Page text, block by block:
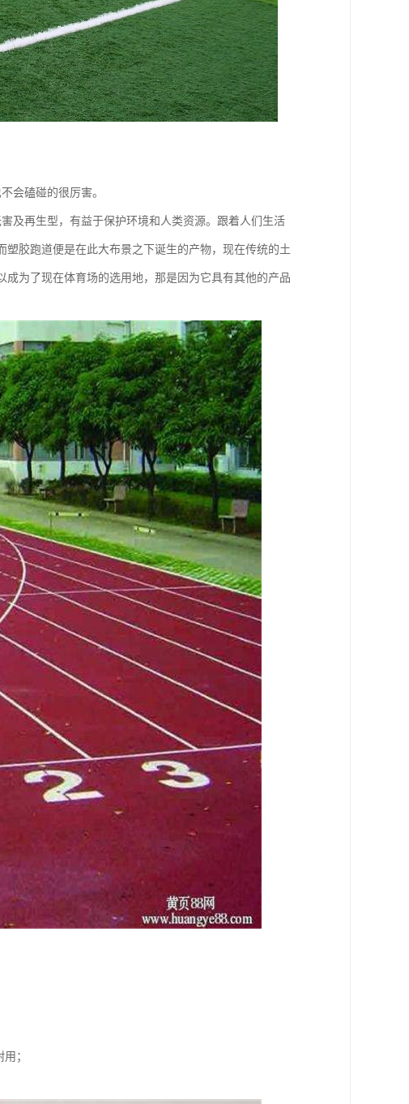
会磕碰的很厉害。
及再生型，有益于保护环境和人类资源。跟着人们生活
胶跑道便是在此大布景之下诞生的产物，现在传统的土
为了现在体育场的选用地，那是因为它具有其他的产品
；